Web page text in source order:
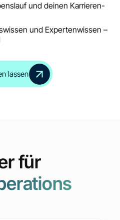
und deinen Karrieren-
und Expertenwissen –
lassen
für